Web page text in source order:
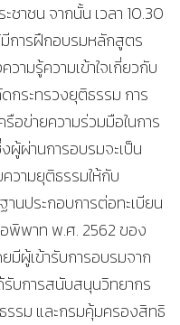
าชน จากนั้น เวลา 10.30
การฝึกอบรมหลักสูตร
ามรู้ความเข้าใจเกี่ยวกับ
กระทรวงยุติธรรม การ
อข่ายความร่วมมือในการ
ผู้ผ่านการอบรมจะเป็น
วามยุติธรรมให้กับ
านประกอบการต่อทะเบียน
พิพาท พ.ศ. 2562 ของ
มีผู้เข้ารับการอบรมจาก
รับการสนับสนุนวิทยากร
รรม และกรมคุ้มครองสิทธิ